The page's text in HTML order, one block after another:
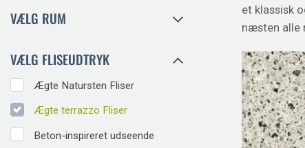
VÆLG RUM
VÆLG FLISEUDTRYK
Ægte Natursten Fliser
Ægte terrazzo Fliser
Beton-inspireret udseende
et klassisk
næsten alle